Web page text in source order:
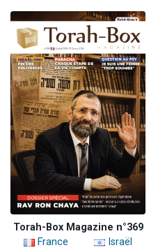
Torah-Box Magazine n°369
France
Israël